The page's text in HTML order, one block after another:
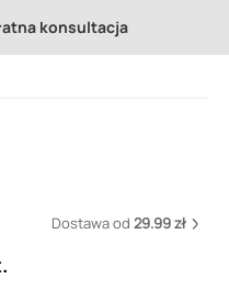
konsultacja
Dostawa od 29.99 zł